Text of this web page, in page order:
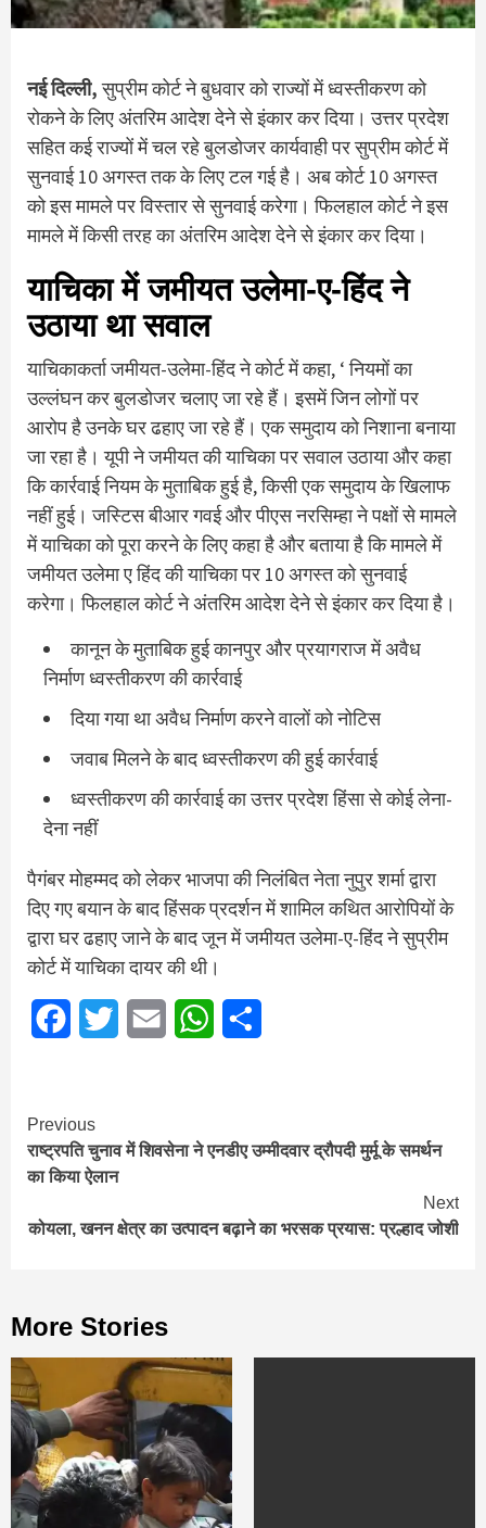
नई दिल्ली,सुप्रीम कोर्ट ने बुधवार को राज्यों में ध्वस्तीकरण को
रोकने के लिए अंतरिम आदेश देने से इंकार कर दिया। उत्तर प्रदेश
सहित कई राज्यों में चल रहे बुलडोजर कार्यवाही पर सुप्रीम कोर्ट में
सुनवाई 10 अगस्त तक के लिए टल गई है। अब कोर्ट 10 अगस्त
को इस मामले पर विस्तार से सुनवाई करेगा। फिलहाल कोर्ट ने इस
मामले में किसी तरह का अंतरिम आदेश देने से इंकार कर दिया।
याचिका में जमीयत उलेमा-ए-हिंद ने
उठाया था सवाल
याचिकाकर्ता जमीयत-उलेमा-हिंद ने कोर्ट में कहा, ‘ नियमों का
उल्लंघन कर बुलडोजर चलाए जा रहे हैं। इसमें जिन लोगों पर
आरोप है उनके घर ढहाए जा रहे हैं। एक समुदाय को निशाना बनाया
जा रहा है। यूपी ने जमीयत की याचिका पर सवाल उठाया और कहा
कि कार्रवाई नियम के मुताबिक हुई है, किसी एक समुदाय के खिलाफ
नहीं हुई। जस्टिस बीआर गवई और पीएस नरसिम्हा ने पक्षों से मामले
में याचिका को पूरा करने के लिए कहा है और बताया है कि मामले में
जमीयत उलेमा ए हिंद की याचिका पर 10 अगस्त को सुनवाई
करेगा। फिलहाल कोर्ट ने अंतरिम आदेश देने से इंकार कर दिया है।
कानून के मुताबिक हुई कानपुर और प्रयागराज में अवैध
निर्माण ध्वस्तीकरण की कार्रवाई
दिया गया था अवैध निर्माण करने वालों को नोटिस
जवाब मिलने के बाद ध्वस्तीकरण की हुई कार्रवाई
ध्वस्तीकरण की कार्रवाई का उत्तर प्रदेश हिंसा से कोई लेना-
देना नहीं
पैगंबर मोहम्मद को लेकर भाजपा की निलंबित नेता नुपुर शर्मा द्वारा
दिए गए बयान के बाद हिंसक प्रदर्शन में शामिल कथित आरोपियों के
द्वारा घर ढहाए जाने के बाद जून में जमीयत उलेमा-ए-हिंद ने सुप्रीम
कोर्ट में याचिका दायर की थी।
FacebookTwitter Email WhatsApp
Continue
Reading
Previous
राष्ट्रपति चुनाव में शिवसेना ने एनडीए उम्मीदवार द्रौपदी मुर्मू के समर्थन
का किया ऐलान
Next
कोयला, खनन क्षेत्र का उत्पादन बढ़ाने का भरसक प्रयास: प्रल्हाद जोशी
More Stories